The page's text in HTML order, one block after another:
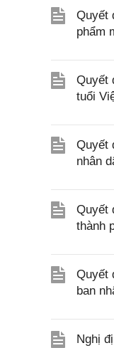
Quyết
phẩm
Quyết
tuổi
Quyết
nhân
Quyết
thành
Quyết
ban
Nghị